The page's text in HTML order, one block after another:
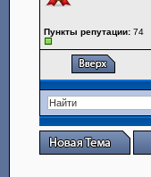
Пункты репутации: 74